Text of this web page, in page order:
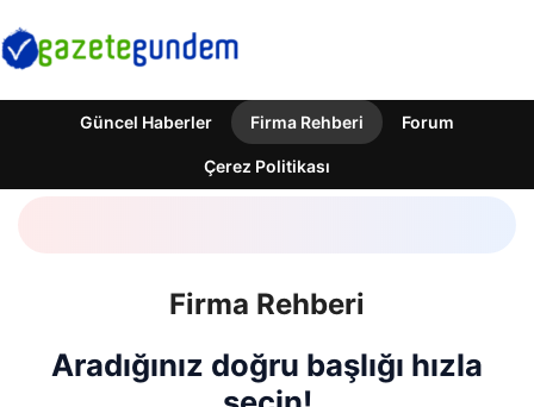
Güncel Haberler Firma Rehberi Forum
Çerez Politikası
Firma Rehberi
Aradığınız doğru başlığı hızla